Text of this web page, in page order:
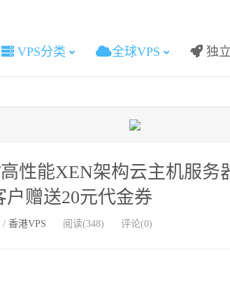
VPS分类 全球VPS 独
性能XEN架构云主机服务
户赠送20元代金券
/ 香港VPS 阅读(348) 评论(0)